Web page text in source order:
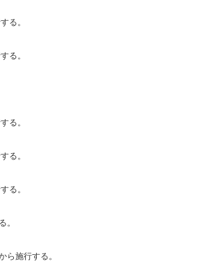
る。
る。
る。
る。
る。
。
ら施行する。